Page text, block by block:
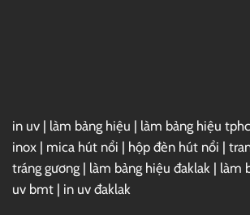
in uv | làm bảng hiệu | làm bảng hiệu
inox | mica hút nổi | hộp đèn hút nổi |
tráng gương | làm bảng hiệu đaklak | làm
uv bmt | in uv đaklak